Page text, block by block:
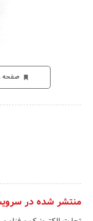
صفحه
منتشر شده در